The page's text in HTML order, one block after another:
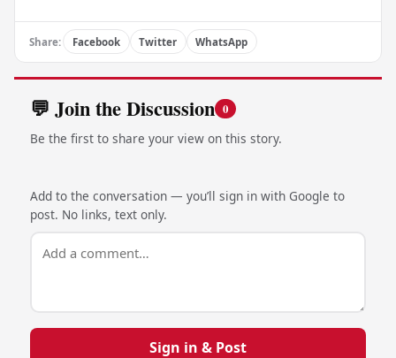
Share: Facebook Twitter WhatsApp
💬 Join the Discussion 0
Be the first to share your view on this story.
Add to the conversation — you’ll sign in with Google to
post. No links, text only.
Sign in & Post